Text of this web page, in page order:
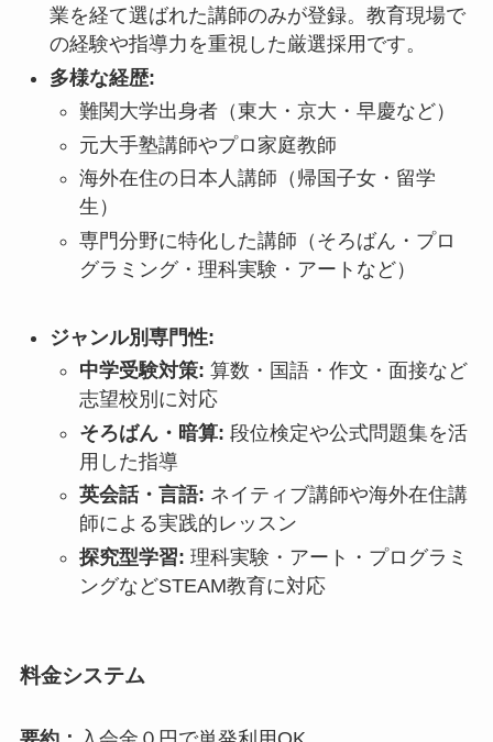
業を経て選ばれた講師のみが登録。教育現場で
の経験や指導力を重視した厳選採用です。
多様な経歴:
難関大学出身者（東大・京大・早慶など）
元大手塾講師やプロ家庭教師
海外在住の日本人講師（帰国子女・留学
生）
専門分野に特化した講師（そろばん・プロ
グラミング・理科実験・アートなど）
ジャンル別専門性:
中学受験対策: 算数・国語・作文・面接など
志望校別に対応
そろばん・暗算: 段位検定や公式問題集を活
用した指導
英会話・言語: ネイティブ講師や海外在住講
師による実践的レッスン
探究型学習: 理科実験・アート・プログラミ
ングなどSTEAM教育に対応
料金システム